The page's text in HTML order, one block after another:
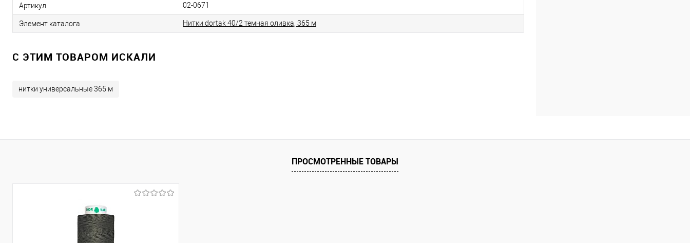
Артикул 02-0671
Элемент каталога Нитки dortak 40/2 темная оливка, 365 м
C ЭТИМ ТОВАРОМ ИСКАЛИ
нитки универсальные 365 м
ПРОСМОТРЕННЫЕ ТОВАРЫ